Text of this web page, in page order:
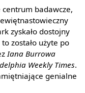
badawcze,
zyskało dostojny
zostało użyte po
Iana Burrowa
Weekly Times.
genialne